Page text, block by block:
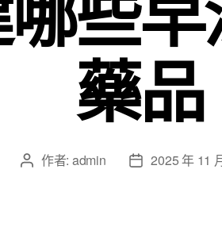
藥品
文 作者: admin
文 2025 年 11